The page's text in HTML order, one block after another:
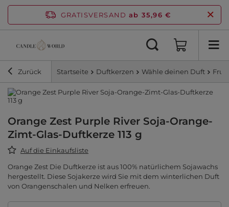
GRATISVERSAND ab 35,96 €
Zurück Startseite Duftkerzen Wähle deinen Duft
Orange Zest Purple River Soja-Orange-
Zimt-Glas-Duftkerze 113 g
Auf die Einkaufsliste
Orange Zest Die Duftkerze ist aus 100% natürlichem Sojawachs
hergestellt. Diese Sojakerze wird Sie mit dem winterlichen Duft
von Orangenschalen und Nelken erfreuen.